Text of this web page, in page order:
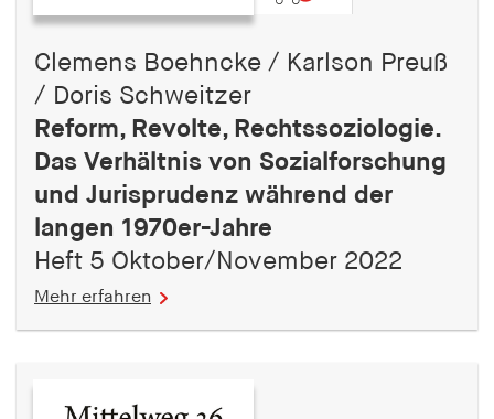
Clemens Boehncke / Karlson Preuß
/ Doris Schweitzer
Reform, Revolte, Rechtssoziologie.
Das Verhältnis von Sozialforschung
und Jurisprudenz während der
langen 1970er-Jahre
Heft 5 Oktober/November 2022
Mehr erfahren